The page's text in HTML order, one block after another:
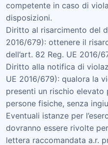
competente in caso di
disposizioni.
Diritto al risarcimento del
2016/679): ottenere il
dell’art. 82 Reg. UE 2016/
Diritto alla notifica di
UE 2016/679): qualora la
presenti un rischio
persone fisiche, senza
Eventuali istanze per
dovranno essere rivolte
lettera raccomandata a.r.